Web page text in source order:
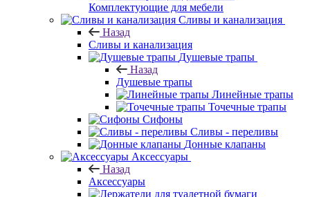
Комплектующие для мебели
Сливы и канализация
Назад
Сливы и канализация
Душевые трапы
Назад
Душевые трапы
Линейные трапы
Точечные трапы
Сифоны
Сливы - переливы
Донные клапаны
Аксессуары
Назад
Аксессуары